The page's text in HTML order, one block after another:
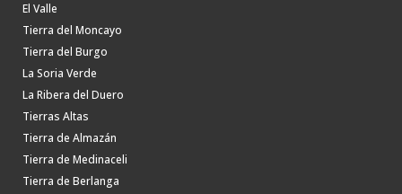
El Valle
Tierra del Moncayo
Tierra del Burgo
La Soria Verde
La Ribera del Duero
Tierras Altas
Tierra de Almazán
Tierra de Medinaceli
Tierra de Berlanga